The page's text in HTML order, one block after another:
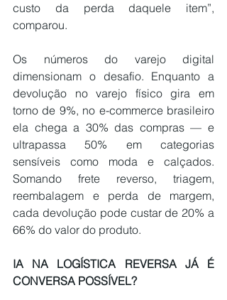
custo da perda daquele item”,
comparou.
Os números do varejo digital
dimensionam o desafio. Enquanto a
devolução no varejo físico gira em
torno de 9%, no e-commerce brasileiro
ela chega a 30% das compras — e
ultrapassa 50% em categorias
sensíveis como moda e calçados.
Somando frete reverso, triagem,
reembalagem e perda de margem,
cada devolução pode custar de 20% a
66% do valor do produto.
IA NA LOGÍSTICA REVERSA JÁ É
CONVERSA POSSÍVEL?